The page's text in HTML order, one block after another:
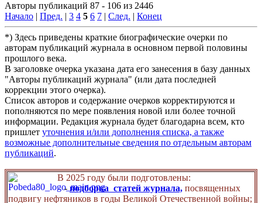
Авторы публикаций 87 - 106 из 2446
Начало | Пред. | 3 4 5 6 7 | След. | Конец
*) Здесь приведены краткие биографические очерки по
авторам публикаций журнала в основном первой половины
прошлого века.
В заголовке очерка указана дата его занесения в базу данных
"Авторы публикаций журнала" (или дата последней
коррекции этого очерка).
Список авторов и содержание очерков корректируются и
пополняются по мере появления новой или более точной
информации. Редакция журнала будет благодарна всем, кто
пришлет уточнения и/или дополнения списка, а также
возможные дополнительные сведения по отдельным авторам
публикаций.
В 2025 году были подготовлены:
- подборка статей журнала, посвященных
подвигу нефтяников в годы Великой Отечественной войны;